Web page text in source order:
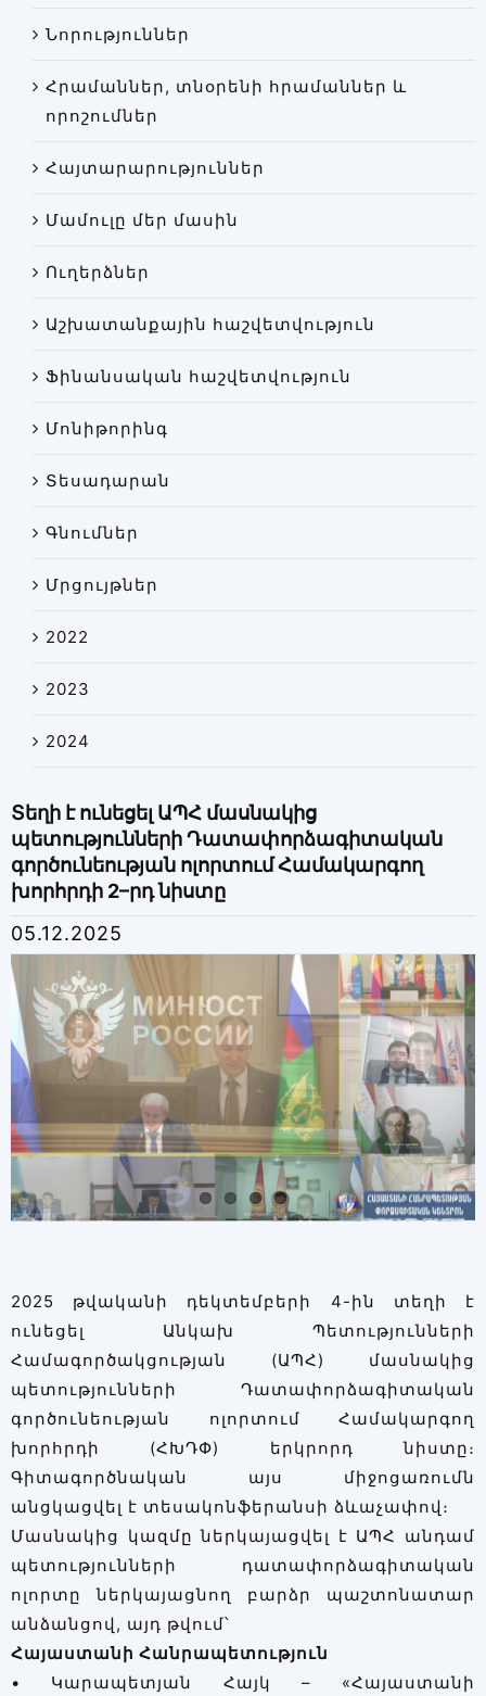
Գրադարան
Նորություններ
Հրամաններ, տնօրենի հրամաններ և
որոշումներ
Հայտարարություններ
Մամուլը մեր մասին
Ուղերձներ
Աշխատանքային հաշվետվություն
Ֆինանսական հաշվետվություն
Մոնիթորինգ
Տեսադարան
Գնումներ
Մրցույթներ
2022
2023
2024
Տեղի է ունեցել ԱՊՀ մասնակից
պետությունների Դատափորձագիտական
գործունեության ոլորտում Համակարգող
խորհրդի 2–րդ նիստը
05.12.2025
2025 թվականի դեկտեմբերի 4-ին տեղի է
ունեցել Անկախ Պետությունների
Համագործակցության (ԱՊՀ) մասնակից
պետությունների Դատափորձագիտական
գործունեության ոլորտում Համակարգող
խորհրդի (ՀԽԴՓ) երկրորդ նիստը։
Գիտագործնական այս միջոցառումն
անցկացվել է տեսակոնֆերանսի ձևաչափով։
Մասնակից կազմը ներկայացվել է ԱՊՀ անդամ
պետությունների դատափորձագիտական
ոլորտը ներկայացնող բարձր պաշտոնատար
անձանցով, այդ թվում՝
Հայաստանի Հանրապետություն
• Կարապետյան Հայկ – «Հայաստանի